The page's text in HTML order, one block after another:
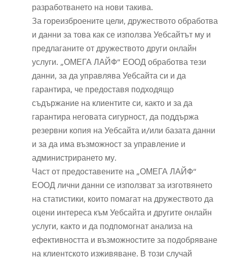
разработването на нови такива.
За гореизброените цели, дружеството обработва
и данни за това как се използва Уебсайтът му и
предлаганите от дружеството други онлайн
услуги. „ОМЕГА ЛАЙФ“ ЕООД обработва тези
данни, за да управлява Уебсайта си и да
гарантира, че предоставя подходящо
съдържание на клиентите си, както и за да
гарантира неговата сигурност, да поддържа
резервни копия на Уебсайта и/или базата данни
и за да има възможност за управление и
администрирането му.
Част от предоставените на „ОМЕГА ЛАЙФ“
ЕООД лични данни се използват за изготвянето
на статистики, които помагат на дружеството да
оцени интереса към Уебсайта и другите онлайн
услуги, както и да подпомогнат анализа на
ефективността и възможностите за подобряване
на клиентското изживяване. В този случай